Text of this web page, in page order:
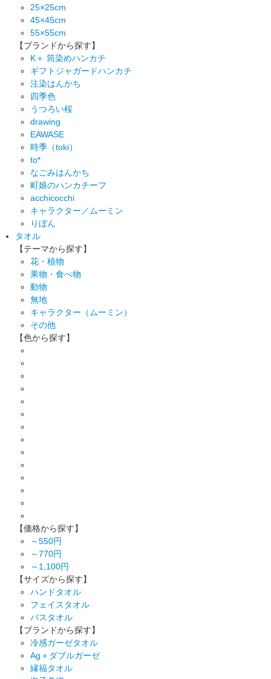
25×25cm
45×45cm
55×55cm
【ブランドから探す】
K＋ 筒染めハンカチ
ギフトジャガードハンカチ
注染はんかち
四季色
うつろい桜
drawing
EAWASE
時季（toki）
to*
なごみはんかち
町娘のハンカチーフ
acchicocchi
キャラクター／ムーミン
りぼん
タオル
【テーマから探す】
花・植物
果物・食べ物
動物
無地
キャラクター（ムーミン）
その他
【色から探す】
【価格から探す】
～550円
～770円
～1,100円
【サイズから探す】
ハンドタオル
フェイスタオル
バスタオル
【ブランドから探す】
冷感ガーゼタオル
Ag＋ダブルガーゼ
縁福タオル